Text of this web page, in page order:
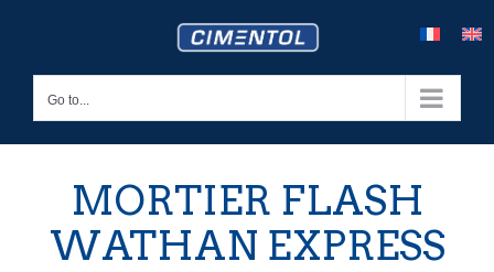
Go to...
MORTIER FLASH
WATHAN EXPRESS